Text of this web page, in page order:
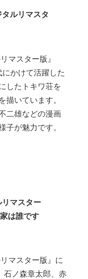
ルリマスタ
マスター版』
かけて活躍した
したトキワ荘を
描いています。
二雄などの漫画
子が魅力です。
リマスター
は誰です
マスター版』に
石ノ森章太郎、赤